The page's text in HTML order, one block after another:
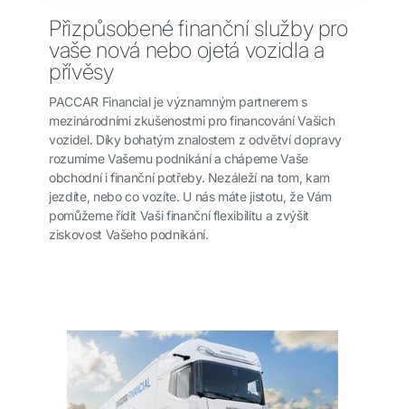
Přizpůsobené finanční služby pro
vaše nová nebo ojetá vozidla a
přívěsy
PACCAR Financial je významným partnerem s
mezinárodními zkušenostmi pro financování Vašich
vozidel. Díky bohatým znalostem z odvětví dopravy
rozumíme Vašemu podnikání a chápeme Vaše
obchodní i finanční potřeby. Nezáleží na tom, kam
jezdíte, nebo co vozíte. U nás máte jistotu, že Vám
pomůžeme řídit Vaši finanční flexibilitu a zvýšit
ziskovost Vašeho podnikání.